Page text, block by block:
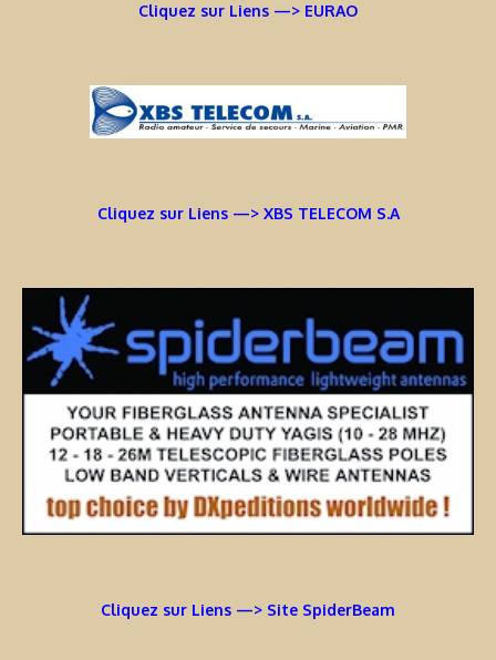
Cliquez sur Liens —> EURAO
Cliquez sur Liens —> XBS TELECOM S.A
Cliquez sur Liens —> Site SpiderBeam